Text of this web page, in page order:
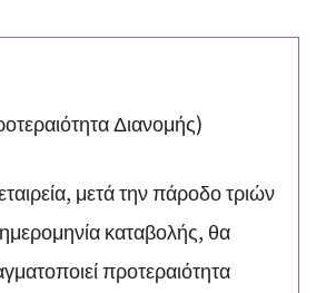
Διανομής)
μετά την πάροδο τριών
καταβολής, θα
προτεραιότητα